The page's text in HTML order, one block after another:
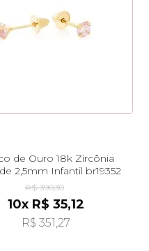
de Ouro 18k Zircônia
2,5mm Infantil br19352
R$ 390,30
10x R$ 35,12
R$ 351,27